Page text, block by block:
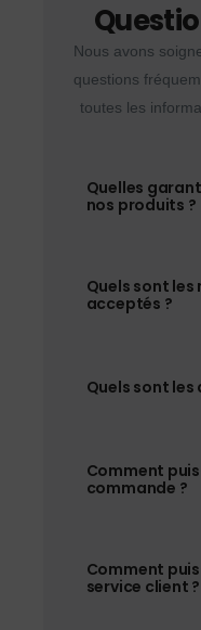
Nous avons
questions
toutes les
Quelles
nos produits ?
Quels sont
acceptés ?
Quels sont les
Comment
commande ?
Comment
service client ?